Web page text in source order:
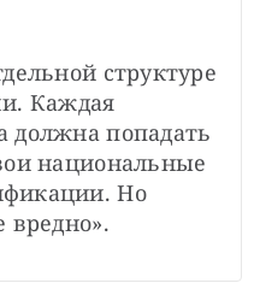
структуре
Каждая
должна попадать
национальные
Но
вредно».